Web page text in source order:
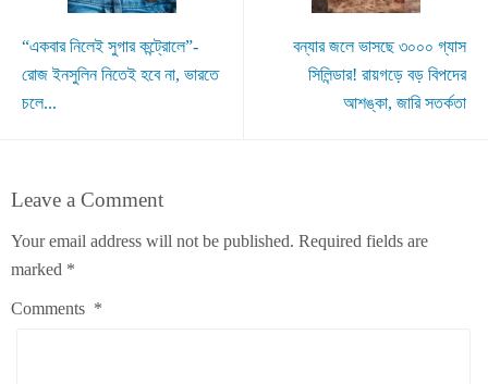
“একবার নিলেই সুগার কন্ট্রোলে”-
রোজ ইনসুলিন নিতেই হবে না, ভারতে
চলে...
বন্যার জলে ভাসছে ৩০০০ গ্যাস
সিলিন্ডার! রায়গড়ে বড় বিপদের
আশঙ্কা, জারি সতর্কতা
Leave a Comment
Your email address will not be published. Required fields are
marked *
Comments *